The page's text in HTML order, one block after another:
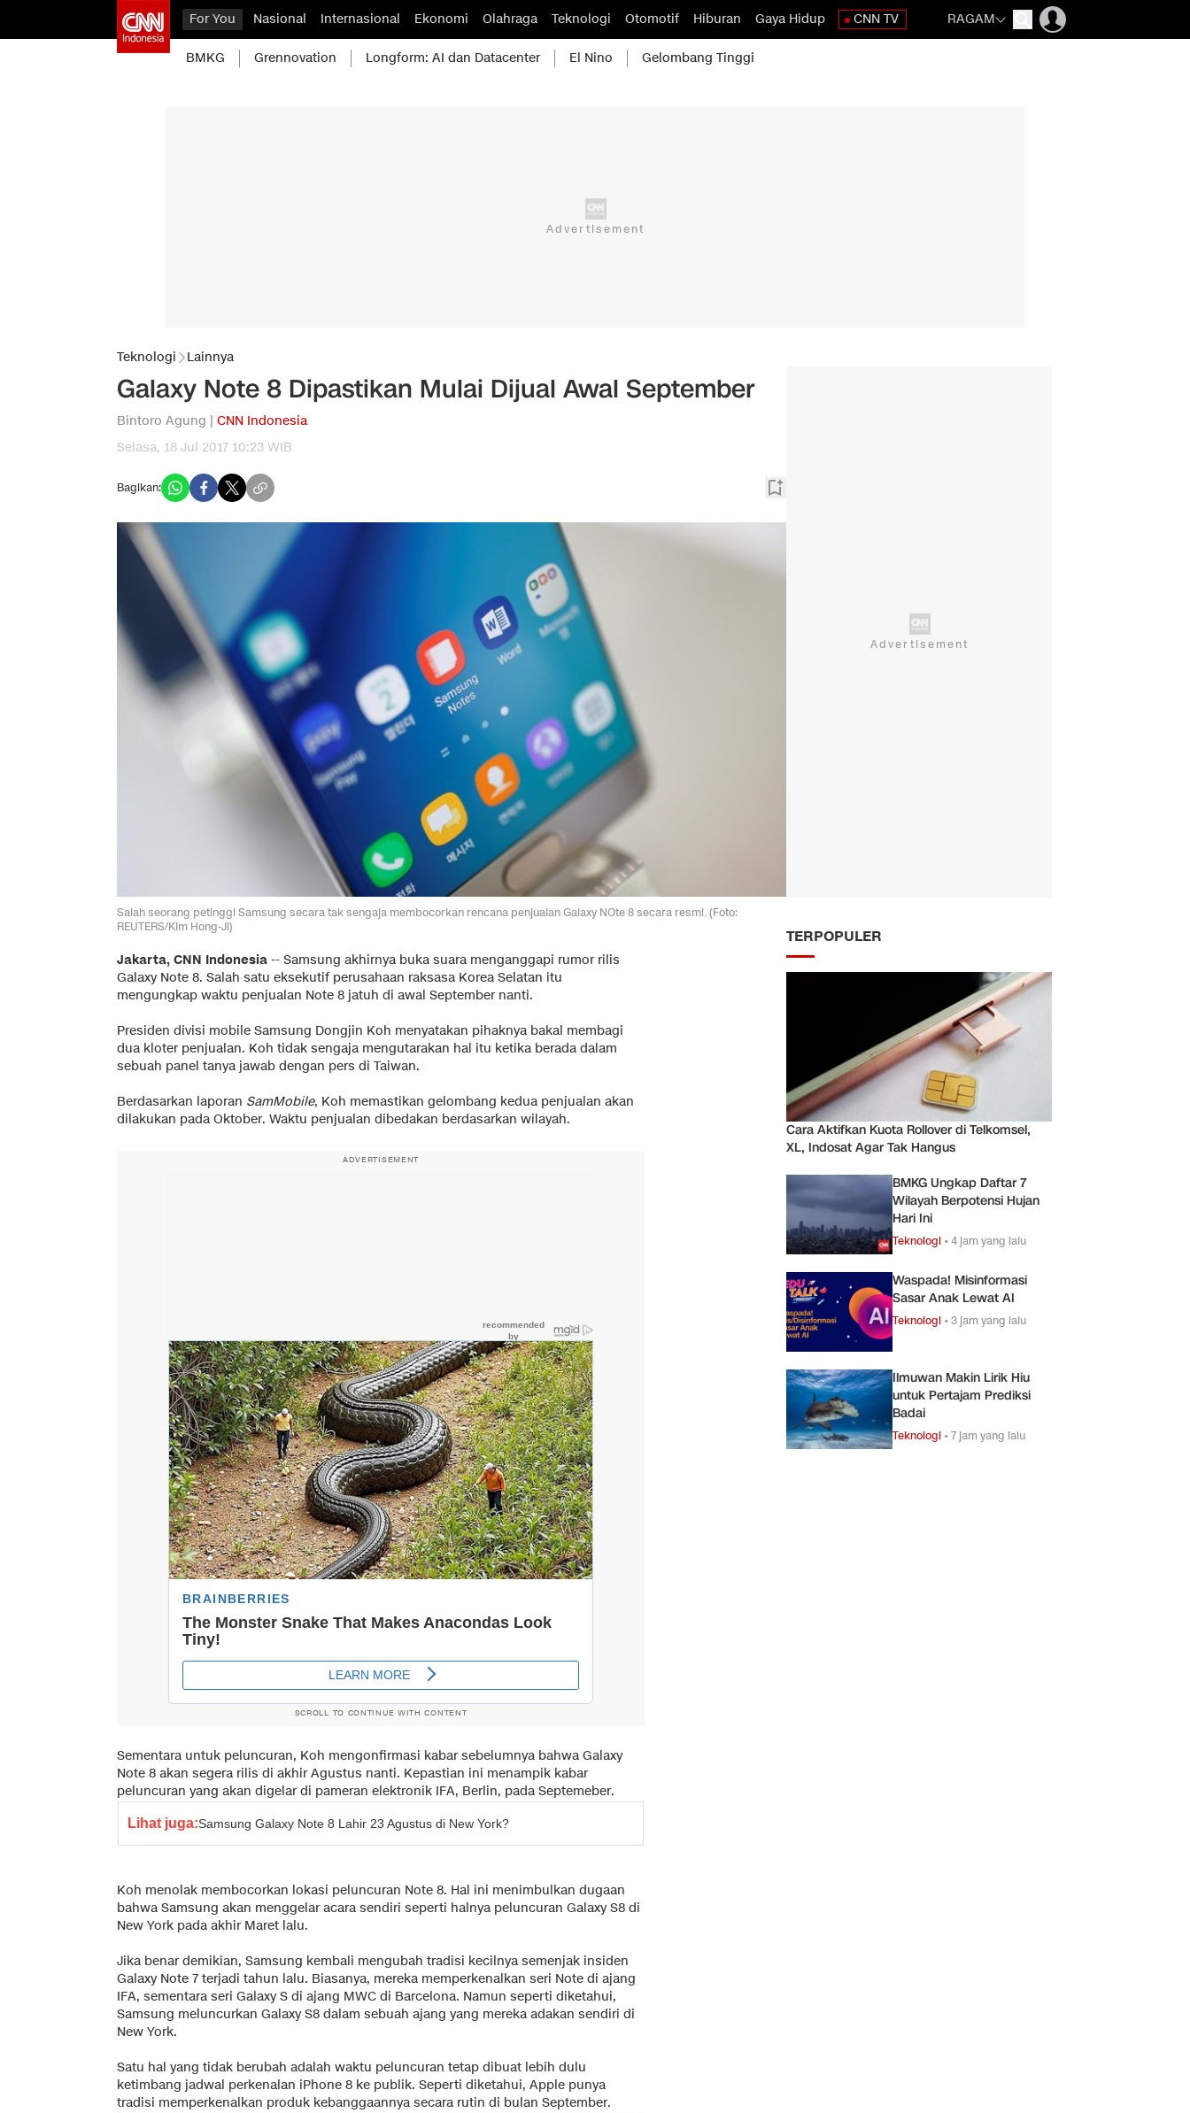
For You Nasional Internasional Ekonomi Olahraga Teknologi Otomotif Hiburan Gaya Hidup CNN TV RAGAM
BMKG Grennovation Longform: AI dan Datacenter El Nino Gelombang Tinggi
Teknologi Lainnya
Galaxy Note 8 Dipastikan Mulai Dijual Awal September
Bintoro Agung | CNN Indonesia
Selasa, 18 Jul 2017 10:23 WIB
Bagikan:
Salah seorang petinggi Samsung secara tak sengaja membocorkan rencana penjualan Galaxy NOte 8 secara resmi. (Foto:
REUTERS/Kim Hong-Ji)
Jakarta, CNN Indonesia -- Samsung akhirnya buka suara menganggapi rumor rilis
Galaxy Note 8. Salah satu eksekutif perusahaan raksasa Korea Selatan itu
mengungkap waktu penjualan Note 8 jatuh di awal September nanti.
Presiden divisi mobile Samsung Dongjin Koh menyatakan pihaknya bakal membagi
dua kloter penjualan. Koh tidak sengaja mengutarakan hal itu ketika berada dalam
sebuah panel tanya jawab dengan pers di Taiwan.
Berdasarkan laporan SamMobile, Koh memastikan gelombang kedua penjualan akan
dilakukan pada Oktober. Waktu penjualan dibedakan berdasarkan wilayah.
ADVERTISEMENT
SCROLL TO CONTINUE WITH CONTENT
Sementara untuk peluncuran, Koh mengonfirmasi kabar sebelumnya bahwa Galaxy
Note 8 akan segera rilis di akhir Agustus nanti. Kepastian ini menampik kabar
peluncuran yang akan digelar di pameran elektronik IFA, Berlin, pada Septemeber.
Lihat juga:Samsung Galaxy Note 8 Lahir 23 Agustus di New York?
Koh menolak membocorkan lokasi peluncuran Note 8. Hal ini menimbulkan dugaan
bahwa Samsung akan menggelar acara sendiri seperti halnya peluncuran Galaxy S8 di
New York pada akhir Maret lalu.
Jika benar demikian, Samsung kembali mengubah tradisi kecilnya semenjak insiden
Galaxy Note 7 terjadi tahun lalu. Biasanya, mereka memperkenalkan seri Note di ajang
IFA, sementara seri Galaxy S di ajang MWC di Barcelona. Namun seperti diketahui,
Samsung meluncurkan Galaxy S8 dalam sebuah ajang yang mereka adakan sendiri di
New York.
Satu hal yang tidak berubah adalah waktu peluncuran tetap dibuat lebih dulu
ketimbang jadwal perkenalan iPhone 8 ke publik. Seperti diketahui, Apple punya
tradisi memperkenalkan produk kebanggaannya secara rutin di bulan September.
TERPOPULER
Cara Aktifkan Kuota Rollover di Telkomsel,
XL, Indosat Agar Tak Hangus
BMKG Ungkap Daftar 7
Wilayah Berpotensi Hujan
Hari Ini
Teknologi •4 jam yang lalu
Waspada! Misinformasi
Sasar Anak Lewat AI
Teknologi •3 jam yang lalu
Ilmuwan Makin Lirik Hiu
untuk Pertajam Prediksi
Badai
Teknologi •7 jam yang lalu